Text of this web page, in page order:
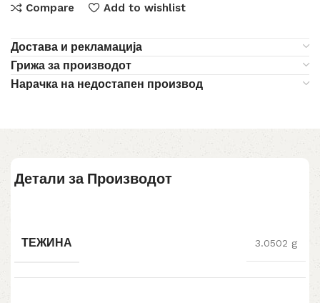
Compare Add to wishlist
Достава и рекламација
Грижа за производот
Нарачка на недостапен производ
Детали за Производот
ТЕЖИНА 3.0502 g